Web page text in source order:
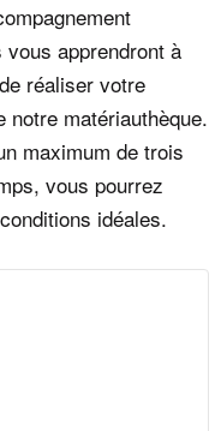
vous apprendront à
réaliser votre
notre matériauthèque.
maximum de trois
vous pourrez
idéales.